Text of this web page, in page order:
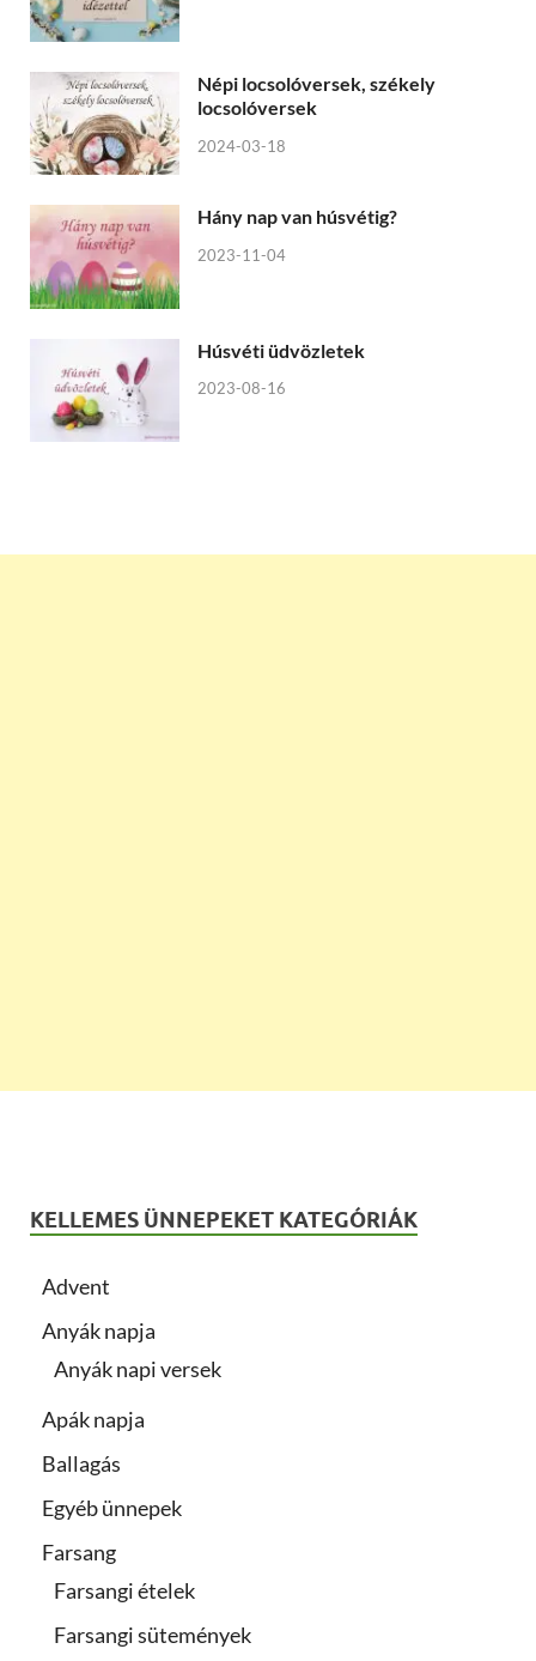
Népi locsolóversek, székely
locsolóversek
2024-03-18
Hány nap van húsvétig?
2023-11-04
Húsvéti üdvözletek
2023-08-16
KELLEMES ÜNNEPEKET KATEGÓRIÁK
Advent
Anyák napja
Anyák napi versek
Apák napja
Ballagás
Egyéb ünnepek
Farsang
Farsangi ételek
Farsangi sütemények